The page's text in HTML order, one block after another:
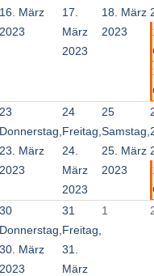
16. März
2023
17.
März
2023
18. März
2023
23
Donnerstag,
23. März
2023
24
Freitag,
24.
März
2023
25
Samstag,
25. März
2023
30
Donnerstag,
30. März
2023
31
Freitag,
31.
März
1